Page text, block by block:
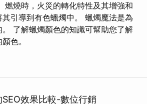
燃燒時，火災的轉化特性及其增強和
引導到有色蠟燭中。 蠟燭魔法是為
了解蠟燭顏色的知識可幫助您了解
色。
效果比較-數位行銷